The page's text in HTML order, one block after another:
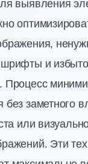
выявления
шрифты и
Процесс
без заметного
или
Эти